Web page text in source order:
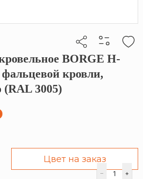
прямую ссылкуBORGE H-
кровли,
(RAL 3005)
Цвет на заказ